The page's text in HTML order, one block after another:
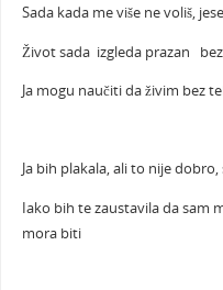
Sada kada me više ne voliš,
Život sada izgleda prazan
Ja mogu naučiti da živim bez
Ja bih plakala, ali to nije
Iako bih te zaustavila da sam
mora biti